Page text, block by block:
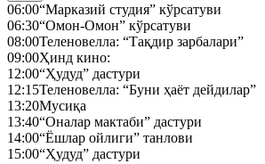
06:00“Марказий студия” кўрсатуви
06:30“Омон-Омон” кўрсатуви
08:00Теленовелла: “Тақдир зарбалари”
09:00Ҳинд кино:
12:00“Ҳудуд” дастури
12:15Теленовелла: “Буни ҳаёт дейдилар”
13:20Мусиқа
13:40“Оналар мактаби” дастури
14:00“Ёшлар ойлиги” танлови
15:00“Ҳудуд” дастури